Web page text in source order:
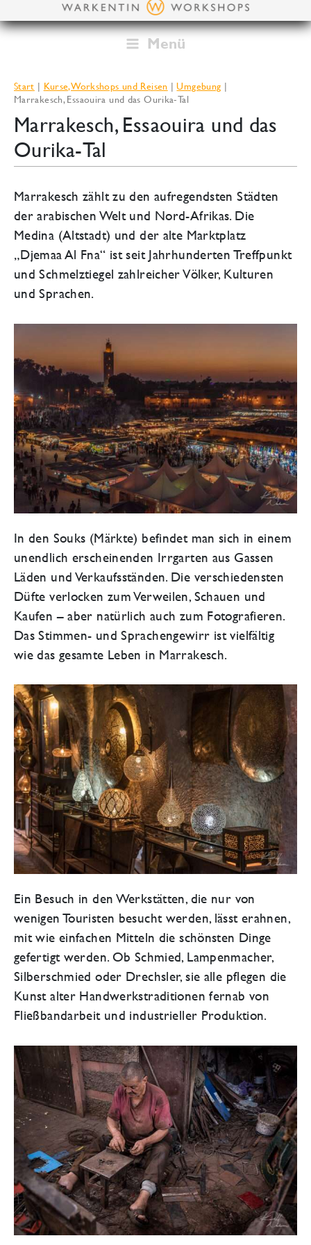
Inhalt
Menü
Start Kurse, Workshops und Reisen
Umgebung
Marrakesch, Essaouira und das Ourika-Tal
Marrakesch, Essaouira und das
Ourika-Tal
Marrakesch zählt zu den aufregendsten Städten
der arabischen Welt und Nord-Afrikas. Die
Medina (Altstadt) und der alte Marktplatz
„Djemaa Al Fna“ ist seit Jahrhunderten Treffpunkt
und Schmelztiegel zahlreicher Völker, Kulturen
und Sprachen.
In den Souks (Märkte) befindet man sich in einem
unendlich erscheinenden Irrgarten aus Gassen
Läden und Verkaufsständen. Die verschiedensten
Düfte verlocken zum Verweilen, Schauen und
Kaufen – aber natürlich auch zum Fotografieren.
Das Stimmen- und Sprachengewirr ist vielfältig
wie das gesamte Leben in Marrakesch.
Ein Besuch in den Werkstätten, die nur von
wenigen Touristen besucht werden, lässt erahnen,
mit wie einfachen Mitteln die schönsten Dinge
gefertigt werden. Ob Schmied, Lampenmacher,
Silberschmied oder Drechsler, sie alle pflegen die
Kunst alter Handwerkstraditionen fernab von
Fließbandarbeit und industrieller Produktion.